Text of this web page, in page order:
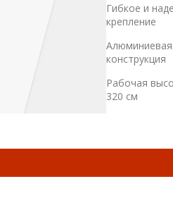
Гибкое и
крепление
Алюминиевая
конструкция
Рабочая
320 см